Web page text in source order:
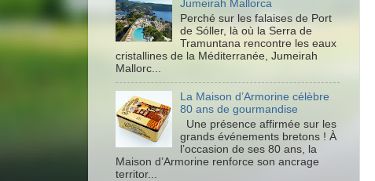
Jumeirah Mallorca
Perché sur les falaises de Port
de Sóller, là où la Serra de
Tramuntana rencontre les eaux
cristallines de la Méditerranée, Jumeirah
Mallorc...
La Maison d’Armorine célèbre
80 ans de gourmandise
Une présence affirmée sur les
grands événements bretons ! À
l’occasion de ses 80 ans, la
Maison d’Armorine renforce son ancrage
territor...